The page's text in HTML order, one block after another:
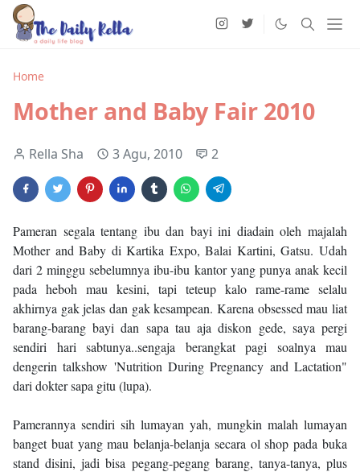
Home
Mother and Baby Fair 2010
Rella Sha 3 Agu, 2010 2
Pameran segala tentang ibu dan bayi ini diadain oleh majalah
Mother and Baby di Kartika Expo, Balai Kartini, Gatsu. Udah
dari 2 minggu sebelumnya ibu-ibu kantor yang punya anak kecil
pada heboh mau kesini, tapi teteup kalo rame-rame selalu
akhirnya gak jelas dan gak kesampean. Karena obsessed mau liat
barang-barang bayi dan sapa tau aja diskon gede, saya pergi
sendiri hari sabtunya..sengaja berangkat pagi soalnya mau
dengerin talkshow 'Nutrition During Pregnancy and Lactation"
dari dokter sapa gitu (lupa).
Pamerannya sendiri sih lumayan yah, mungkin malah lumayan
banget buat yang mau belanja-belanja secara ol shop pada buka
stand disini, jadi bisa pegang-pegang barang, tanya-tanya, plus